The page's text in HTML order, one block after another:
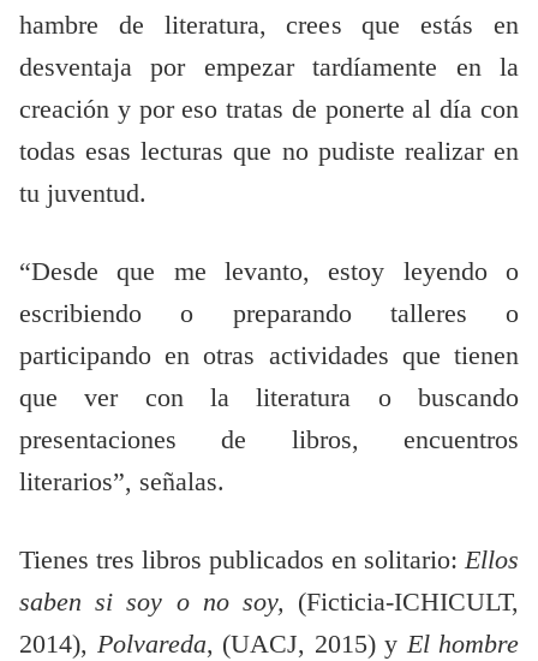
hambre de literatura, crees que estás en
desventaja por empezar tardíamente en la
creación y por eso tratas de ponerte al día con
todas esas lecturas que no pudiste realizar en
tu juventud.
“Desde que me levanto, estoy leyendo o
escribiendo o preparando talleres o
participando en otras actividades que tienen
que ver con la literatura o buscando
presentaciones de libros, encuentros
literarios”, señalas.
Tienes tres libros publicados en solitario:Ellos
saben si soy o no soy, (Ficticia-ICHICULT,
2014), Polvareda, (UACJ, 2015) yEl hombre